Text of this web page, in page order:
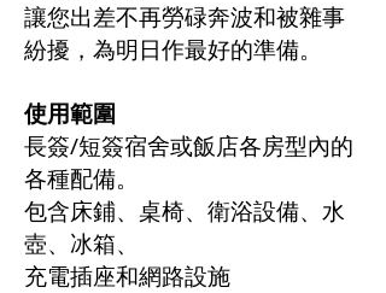
讓您出差不再勞碌奔波和被雜事
紛擾，為明日作最好的準備。
使用範圍
長簽/短簽宿舍或飯店各房型內的
各種配備。
包含床鋪、桌椅、衛浴設備、水
壺、冰箱、
充電插座和網路設施